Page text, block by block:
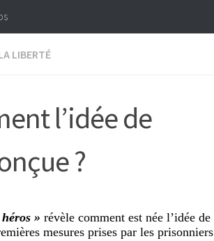
LIBERTÉ
l’idée de
?
» révèle comment est née l’idée de
mesures prises par les prisonniers